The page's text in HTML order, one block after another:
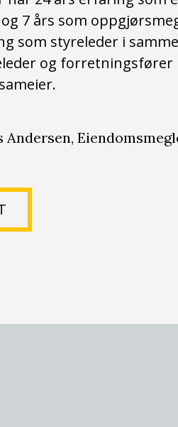
7 års som
som styreleder i
og forretningsfører
Andersen,